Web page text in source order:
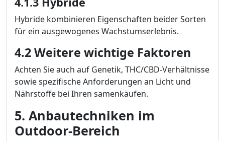
Hybride kombinieren Eigenschaften beider Sorten
für ein ausgewogenes Wachstumserlebnis.
4.2 Weitere wichtige Faktoren
Achten Sie auch auf Genetik, THC/CBD-Verhältnisse
sowie spezifische Anforderungen an Licht und
Nährstoffe bei Ihren samenkäufen.
5. Anbautechniken im
Outdoor-Bereich